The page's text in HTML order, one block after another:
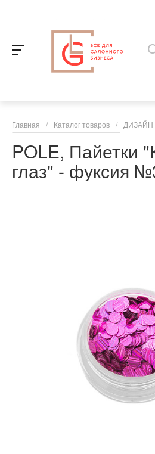
Главная / Каталог товаров / ДИЗАЙН
POLE, Пайетки
глаз" - фуксия